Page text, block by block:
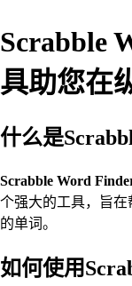
Scrabble
具助您在
什么是
Scrabble Word
个强大的工具，旨
的单词。
如何使用